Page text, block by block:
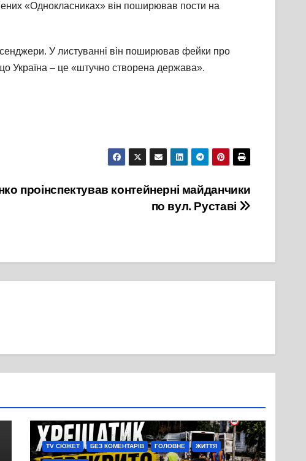
«Однокласниках» він поширював пости на
У листуванні він поширював фейки про
Україна – це «штучно створена держава».
проінспектував контейнерні майданчики
по вул. Руставі
TV СЮЖЕТ БЕЗ КОМЕНТАРІВ ГОЛОВНЕ ЖИТТЯ